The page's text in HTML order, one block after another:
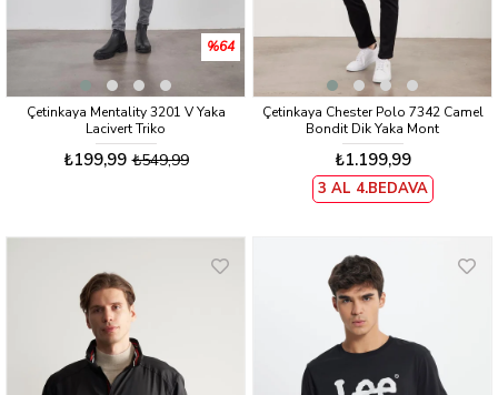
Çetinkaya Mentality 3201 V Yaka
Lacivert Triko
₺199,99 ₺549,99
%64
Çetinkaya Chester Polo 7342 Camel
Bondit Dik Yaka Mont
₺1.199,99
3 AL 4.BEDAVA